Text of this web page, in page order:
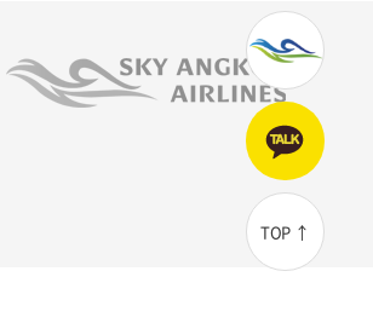
TOP ↑